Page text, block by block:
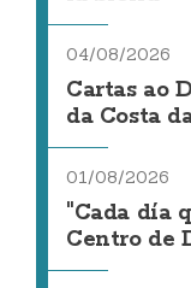
04/08/2026
Cartas ao
da Costa
01/08/2026
"Cada día
Centro de